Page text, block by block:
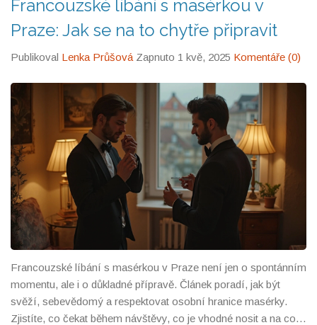
Francouzské líbání s masérkou v
Praze: Jak se na to chytře připravit
Publikoval Lenka Průšová Zapnuto 1 kvě, 2025 Komentáře (0)
Francouzské líbání s masérkou v Praze není jen o spontánním
momentu, ale i o důkladné přípravě. Článek poradí, jak být
svěží, sebevědomý a respektovat osobní hranice masérky.
Zjistíte, co čekat během návštěvy, co je vhodné nosit a na co si